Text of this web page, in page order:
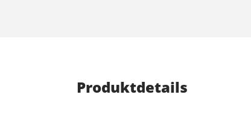
Produktdetails